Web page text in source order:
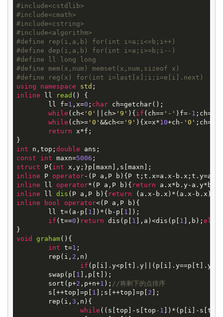
#include<cstdlib>
#include<cmath>
#include<cstring>
#include<algorithm>
#define rep(i,a,b) for(int i=a;i<=b;i++)
#define dep(i,a,b) for(int i=a;i>=b;i--)
#define ll long long
#define mem(x,num) memset(x,num,sizeof x)
#define reg(x) for(int i=last[x];i;i=e[i].next)
using
namespace std
inline ll read ()
{
	ll f=
1 ,x=0 ; char ch=getchar();
while (ch<'0' ||ch>'9' ){if (ch=='-' )f=-1
while (ch>='0' &&ch<='9' ){x=x*10+ch- '0'
return x*f;
int n,top; double
const
int maxn=5006
struct
P{int
inline P operator-(P a,P b){P t;t.x=a.x-
inline ll operator*(P a,P b){ return
inline ll dis (P a,P b) { return
inline
bool operator<(P a,P b){
	ll t=(a-p[
1 ])*(b-p[ 1 ]);
if (t==0 ) return dis(p[ 1 ],a)<dis(p[ 1 ],b); else
void
graham() {
int t=1 ;
	rep(i,
2 ,n)
if
	swap(p[
1 ],p[t]);
	sort(p+
2 ,p+n+1 ); //将剩下的点排序
	s[++top]=p[
1 ];s[++top]=p[ 2 ];
	rep(i,
3 ,n){
while ((s[top]-s[top -1 ])*(p[i]-s[top